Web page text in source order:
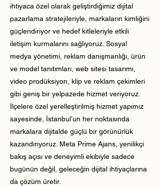
ihtiyaca özel olarak geliştirdiğimiz dijital
pazarlama stratejileriyle, markaların kimliğini
güçlendiriyor ve hedef kitleleriyle etkili
iletişim kurmalarını sağlıyoruz. Sosyal
medya yönetimi, reklam danışmanlığı, ürün
ve model tanıtımları, web sitesi tasarımı,
video prodüksiyon, klip ve reklam çekimleri
gibi geniş bir yelpazede hizmet veriyoruz.
İlçelere özel yerelleştirilmiş hizmet yapımız
sayesinde, İstanbul’un her noktasında
markalara dijitalde güçlü bir görünürlük
kazandırıyoruz. Meta Prime Ajans, yenilikçi
bakış açısı ve deneyimli ekibiyle sadece
bugünün değil, geleceğin dijital ihtiyaçlarına
da çözüm üretir.